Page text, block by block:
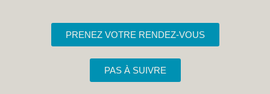
PRENEZ VOTRE RENDEZ-VOUS
PAS À SUIVRE